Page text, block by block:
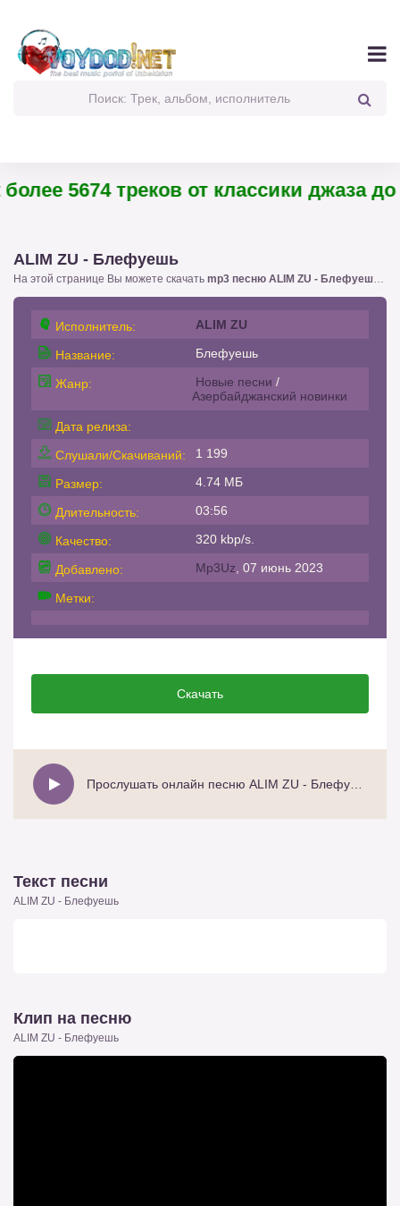
5674 треков от классики джаза до
ALIM ZU - Блефуешь
На этой странице Вы можете скачать mp3 песню ALIM ZU - Блефуешь
Исполнитель: ALIM ZU
Название: Блефуешь
Жанр: Новые песни /
Азербайджанский новинки
Дата релиза:
Слушали/Скачиваний:
1 199
Размер: 4.74 МБ
Длительность: 03:56
Качество: 320 kbp/s.
Добавлено: Mp3Uz , 07 июнь 2023
Метки:
Скачать
Текст песни
ALIM ZU - Блефуешь
Клип на песню
ALIM ZU - Блефуешь